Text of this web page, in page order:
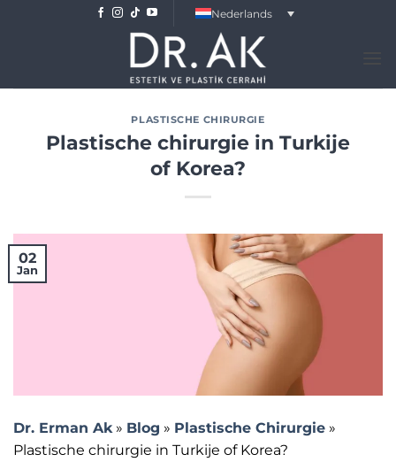
Nederlands
PLASTISCHE CHIRURGIE
Plastische chirurgie in Turkije
of Korea?
02
Jan
Dr. Erman Ak» Blog » Plastische Chirurgie »
Plastische chirurgie in Turkije of Korea?